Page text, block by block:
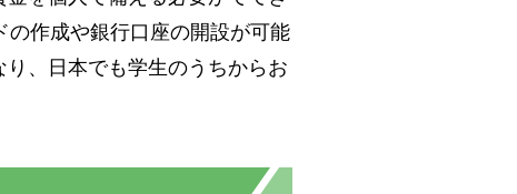
作成や銀行口座の開設が可能
、日本でも学生のうちからお